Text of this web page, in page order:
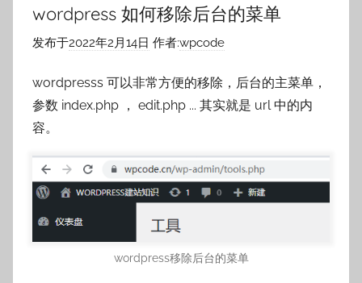
wordpress 如何移除后台的菜单
发布于2022年2月14日 作者:wpcode
wordpresss 可以非常方便的移除，后台的主菜单，
参数 index.php ， edit.php ... 其实就是 url 中的内
容。
wordpress移除后台的菜单